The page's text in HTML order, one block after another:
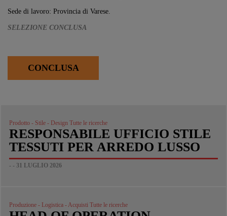
Sede di lavoro: Provincia di Varese.
SELEZIONE CONCLUSA
CONCLUSA
Prodotto - Stile - Design Tutte le ricerche
RESPONSABILE UFFICIO STILE
TESSUTI PER ARREDO LUSSO
- - 31 LUGLIO 2026
Produzione - Logistica - Acquisti Tutte le ricerche